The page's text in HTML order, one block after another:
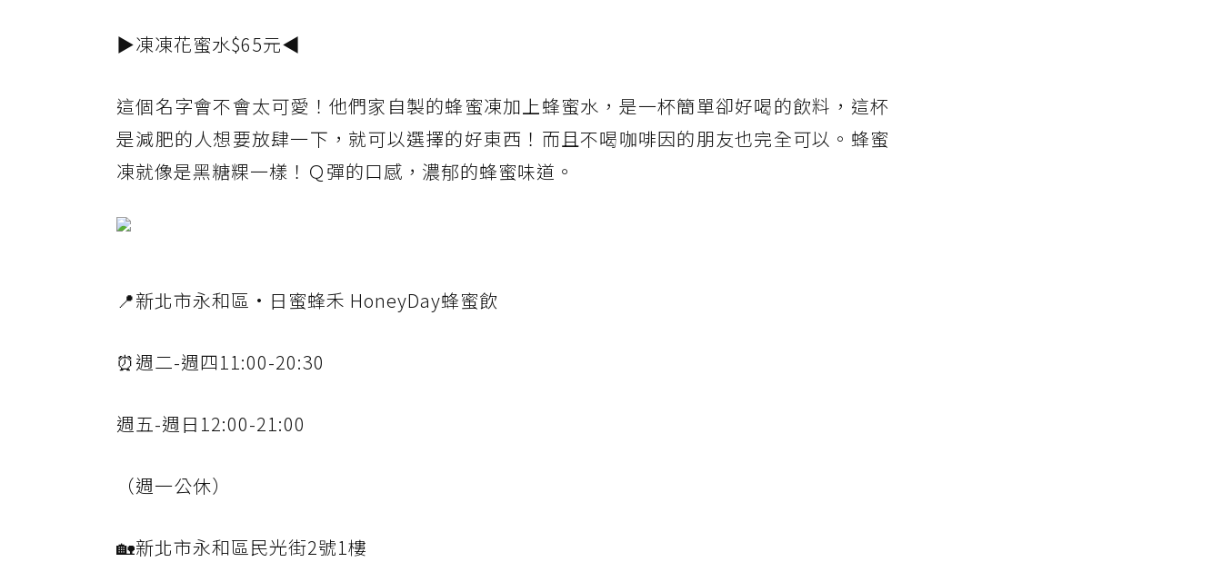
▶凍凍花蜜水$65元◀
這個名字會不會太可愛！他們家自製的蜂蜜凍加上蜂蜜水，是一杯簡單卻好喝的飲料，這杯
是減肥的人想要放肆一下，就可以選擇的好東西！而且不喝咖啡因的朋友也完全可以。蜂蜜
凍就像是黑糖粿一樣！Ｑ彈的口感，濃郁的蜂蜜味道。
📍新北市永和區·日蜜蜂禾 HoneyDay蜂蜜飲
⏰週二-週四11:00-20:30
週五-週日12:00-21:00
（週一公休）
🏡新北市永和區民光街2號1樓